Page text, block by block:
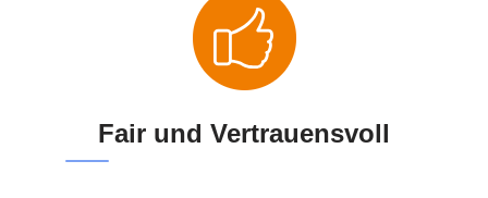
Fair und Vertrauensvoll